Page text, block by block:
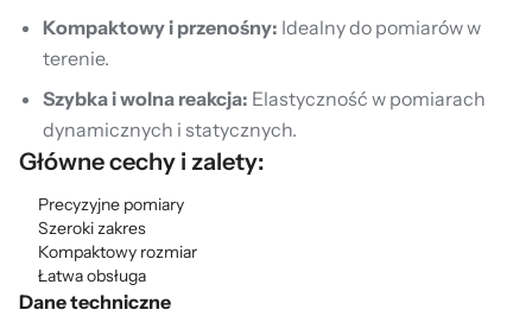
Kompaktowy i przenośny: Idealny do pomiarów w
terenie.
Szybka i wolna reakcja: Elastyczność w pomiarach
dynamicznych i statycznych.
Główne cechy i zalety:
Precyzyjne pomiary
Szeroki zakres
Kompaktowy rozmiar
Łatwa obsługa
Dane techniczne